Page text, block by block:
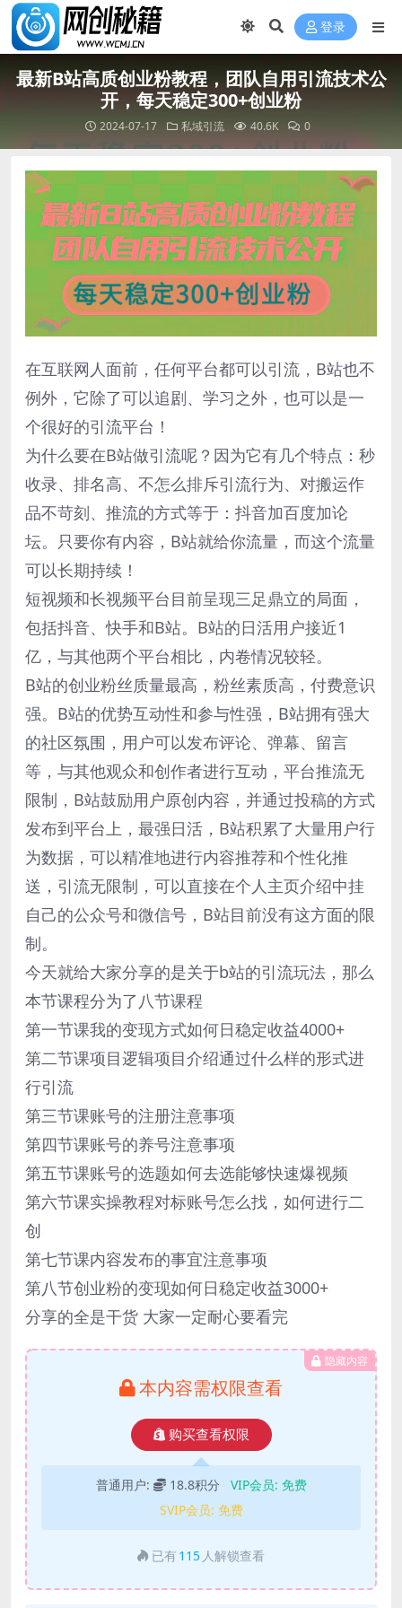
登录
最新B站高质创业粉教程，团队自用引流技术公
开，每天稳定300+创业粉
2024-07-17 私域引流 40.6K 0
在互联网人面前，任何平台都可以引流，B站也不
例外，它除了可以追剧、学习之外，也可以是一
个很好的引流平台！
为什么要在B站做引流呢？因为它有几个特点：秒
收录、排名高、不怎么排斥引流行为、对搬运作
品不苛刻、推流的方式等于：抖音加百度加论
坛。只要你有内容，B站就给你流量，而这个流量
可以长期持续！
短视频和长视频平台目前呈现三足鼎立的局面，
包括抖音、快手和B站。B站的日活用户接近1
亿，与其他两个平台相比，内卷情况较轻。
B站的创业粉丝质量最高，粉丝素质高，付费意识
强。B站的优势互动性和参与性强，B站拥有强大
的社区氛围，用户可以发布评论、弹幕、留言
等，与其他观众和创作者进行互动，平台推流无
限制，B站鼓励用户原创内容，并通过投稿的方式
发布到平台上，最强日活，B站积累了大量用户行
为数据，可以精准地进行内容推荐和个性化推
送，引流无限制，可以直接在个人主页介绍中挂
自己的公众号和微信号，B站目前没有这方面的限
制。
今天就给大家分享的是关于b站的引流玩法，那么
本节课程分为了八节课程
第一节课我的变现方式如何日稳定收益4000+
第二节课项目逻辑项目介绍通过什么样的形式进
行引流
第三节课账号的注册注意事项
第四节课账号的养号注意事项
第五节课账号的选题如何去选能够快速爆视频
第六节课实操教程对标账号怎么找，如何进行二
创
第七节课内容发布的事宜注意事项
第八节创业粉的变现如何日稳定收益3000+
分享的全是干货 大家一定耐心要看完
隐藏内容
本内容需权限查看
购买查看权限
普通用户: 18.8积分 VIP会员: 免费
SVIP会员: 免费
已有 115 人解锁查看